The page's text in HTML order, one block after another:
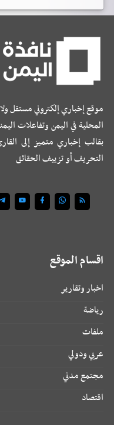
موقع إخباري إلكتروني مستقل
المحلية في اليمن وتفاعلات
بقالب إخباري متميز إلى
التحريف أو تزييف الحقائق
اقسام الموقع
اخبار وتقارير
رياضة
ملفات
عربي ودولي
مجتمع مدني
اقتصاد